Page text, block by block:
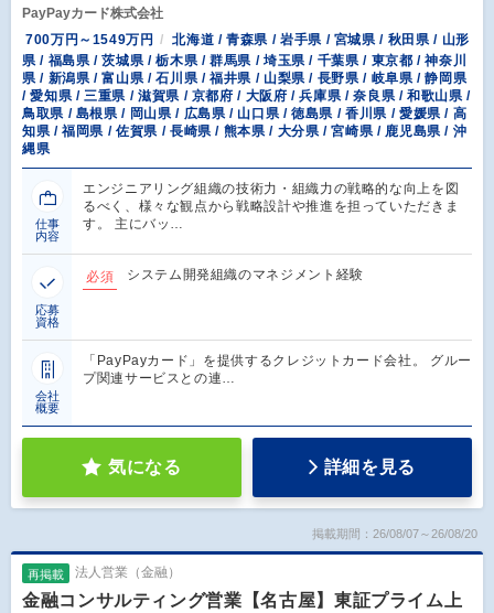
PayPayカード株式会社
700万円～1549万円
北海道 / 青森県 / 岩手県 / 宮城県 / 秋田県 / 山形
県 / 福島県 / 茨城県 / 栃木県 / 群馬県 / 埼玉県 / 千葉県 / 東京都 / 神奈川
県 / 新潟県 / 富山県 / 石川県 / 福井県 / 山梨県 / 長野県 / 岐阜県 / 静岡県
/ 愛知県 / 三重県 / 滋賀県 / 京都府 / 大阪府 / 兵庫県 / 奈良県 / 和歌山県 /
鳥取県 / 島根県 / 岡山県 / 広島県 / 山口県 / 徳島県 / 香川県 / 愛媛県 / 高
知県 / 福岡県 / 佐賀県 / 長崎県 / 熊本県 / 大分県 / 宮崎県 / 鹿児島県 / 沖
縄県
仕事
内容
エンジニアリング組織の技術力・組織力の戦略的な向上を図
るべく、様々な観点から戦略設計や推進を担っていただきま
す。 主にバッ…
応募
資格
必須 システム開発組織のマネジメント経験
会社
概要
「PayPayカード」を提供するクレジットカード会社。 グルー
プ関連サービスとの連…
気になる 詳細を見る
掲載期間：26/08/07～26/08/20
再掲載 法人営業（金融）
金融コンサルティング営業【名古屋】東証プライム上